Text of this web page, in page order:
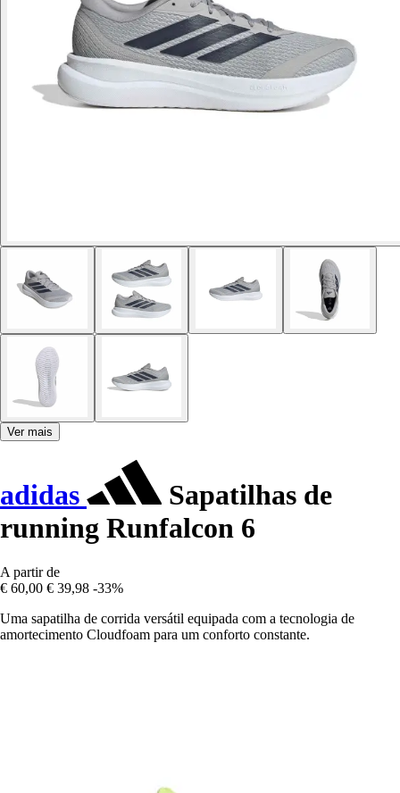
Ver mais
adidas
Sapatilhas de
running Runfalcon 6
A partir de
€ 60,00 € 39,98 -33%
Uma sapatilha de corrida versátil equipada com a tecnologia de
amortecimento Cloudfoam para um conforto constante.